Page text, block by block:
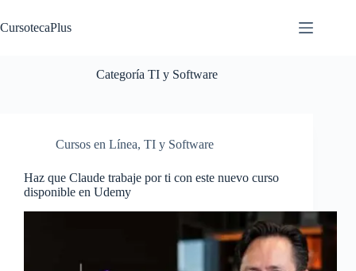
al
contenido
CursotecaPlus
Categoría TI y Software
Cursos en Línea, TI y Software
Haz que Claude trabaje por ti con este nuevo curso
disponible en Udemy